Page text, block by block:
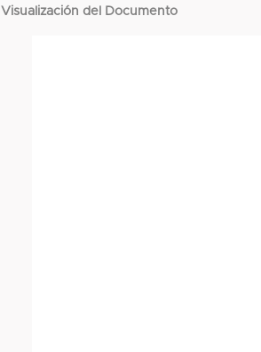
Visualización del Documento